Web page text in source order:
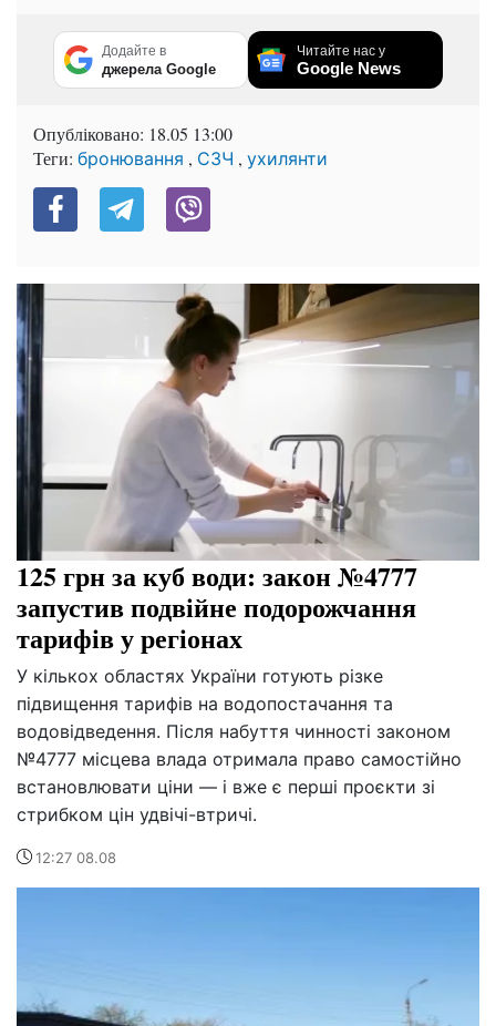
Додайте в
джерела Google
Читайте нас у
Google News
Опубліковано: 18.05 13:00
Теги: бронювання , СЗЧ , ухилянти
125 грн за куб води: закон №4777
запустив подвійне подорожчання
тарифів у регіонах
У кількох областях України готують різке
підвищення тарифів на водопостачання та
водовідведення. Після набуття чинності законом
№4777 місцева влада отримала право самостійно
встановлювати ціни — і вже є перші проєкти зі
стрибком цін удвічі-втричі.
12:27 08.08